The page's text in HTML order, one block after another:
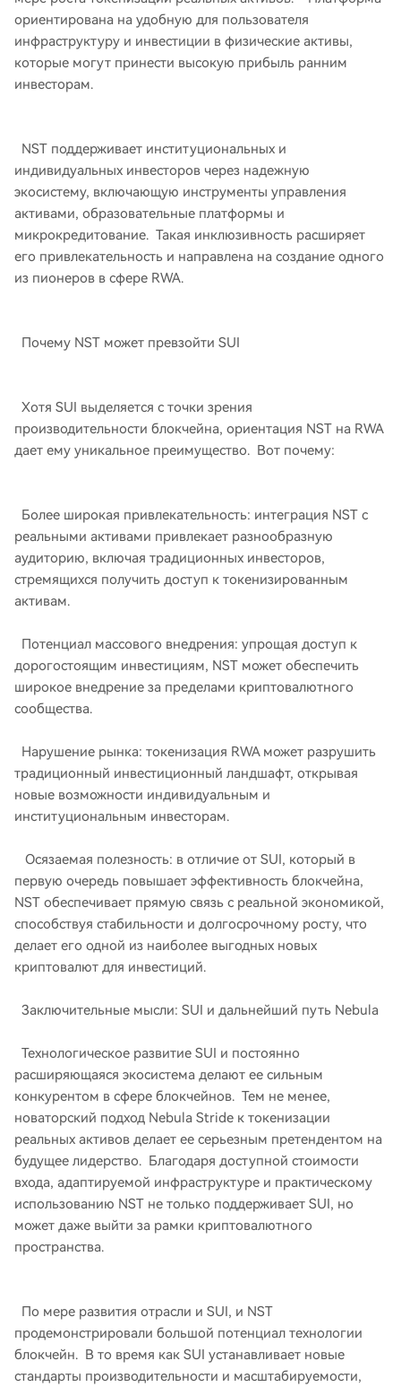
ориентирована на удобную для пользователя
инфраструктуру и инвестиции в физические активы,
которые могут принести высокую прибыль ранним
инвесторам.
NST поддерживает институциональных и
индивидуальных инвесторов через надежную
экосистему, включающую инструменты управления
активами, образовательные платформы и
микрокредитование. Такая инклюзивность расширяет
его привлекательность и направлена ​​на создание одного
из пионеров в сфере RWA.
Почему NST может превзойти SUI
Хотя SUI выделяется с точки зрения
производительности блокчейна, ориентация NST на RWA
дает ему уникальное преимущество. Вот почему:
Более широкая привлекательность: интеграция NST с
реальными активами привлекает разнообразную
аудиторию, включая традиционных инвесторов,
стремящихся получить доступ к токенизированным
активам.
Потенциал массового внедрения: упрощая доступ к
дорогостоящим инвестициям, NST может обеспечить
широкое внедрение за пределами криптовалютного
сообщества.
Нарушение рынка: токенизация RWA может разрушить
традиционный инвестиционный ландшафт, открывая
новые возможности индивидуальным и
институциональным инвесторам.
Осязаемая полезность: в отличие от SUI, который в
первую очередь повышает эффективность блокчейна,
NST обеспечивает прямую связь с реальной экономикой,
способствуя стабильности и долгосрочному росту, что
делает его одной из наиболее выгодных новых
криптовалют для инвестиций.
Заключительные мысли: SUI и дальнейший путь Nebula
Технологическое развитие SUI и постоянно
расширяющаяся экосистема делают ее сильным
конкурентом в сфере блокчейнов. Тем не менее,
новаторский подход Nebula Stride к токенизации
реальных активов делает ее серьезным претендентом на
будущее лидерство. Благодаря доступной стоимости
входа, адаптируемой инфраструктуре и практическому
использованию NST не только поддерживает SUI, но
может даже выйти за рамки криптовалютного
пространства.
По мере развития отрасли и SUI, и NST
продемонстрировали большой потенциал технологии
блокчейн. В то время как SUI устанавливает новые
стандарты производительности и масштабируемости,